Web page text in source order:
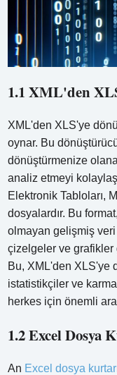
1.1 XML'den
XML'den XLS'ye
oynar. Bu
dönüştürmenize
analiz etmeyi
Elektronik Tabloları,
dosyalardır. Bu
olmayan gelişmiş
çizelgeler ve grafikler
Bu, XML'den XLS'ye
istatistikçiler ve
herkes için önemli
1.2 Excel Dosya
An Excel dosya